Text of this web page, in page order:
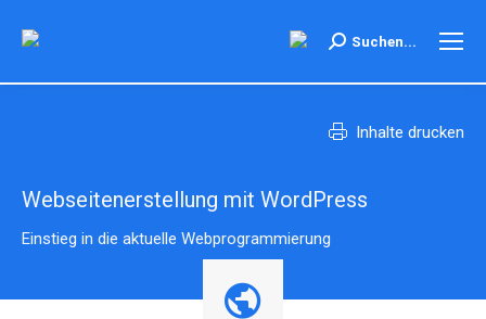
Search:
Suchen...
Inhalte drucken
Webseitenerstellung mit WordPress
Einstieg in die aktuelle Webprogrammierung